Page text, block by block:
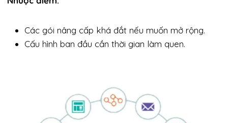
Các gói nâng cấp khá đắt nếu muốn mở rộng.
Cấu hình ban đầu cần thời gian làm quen.